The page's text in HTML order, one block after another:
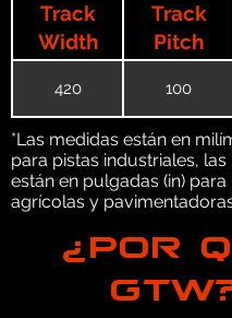
Track
Width
Track
Pitch
420 100
*Las medidas están en
para pistas industriales,
están en pulgadas (in) para
agrícolas y
¿POR